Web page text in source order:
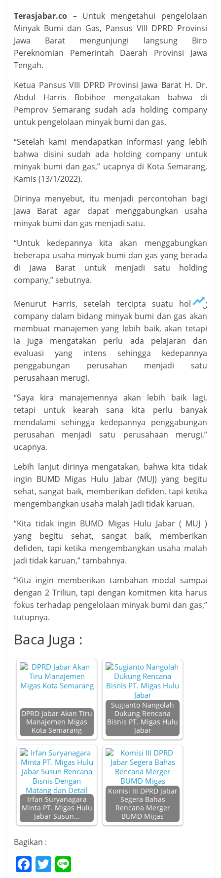
Terasjabar.co – Untuk mengetahui pengelolaan
Minyak Bumi dan Gas, Pansus VIII DPRD Provinsi
Jawa Barat mengunjungi langsung Biro
Pereknomian Pemerintah Daerah Provinsi Jawa
Tengah.
Ketua Pansus VIII DPRD Provinsi Jawa Barat H. Dr.
Abdul Harris Bobihoe mengatakan bahwa di
Pemprov Semarang sudah ada holding company
untuk pengelolaan minyak bumi dan gas.
“Setelah kami mendapatkan informasi yang lebih
bahwa disini sudah ada holding company untuk
minyak bumi dan gas,” ucapnya di Kota Semarang,
Kamis (13/1/2022).
Dirinya menyebut, itu menjadi percontohan bagi
Jawa Barat agar dapat menggabungkan usaha
minyak bumi dan gas menjadi satu.
“Untuk kedepannya kita akan menggabungkan
beberapa usaha minyak bumi dan gas yang berada
di Jawa Barat untuk menjadi satu holding
company,” sebutnya.
Menurut Harris, setelah tercipta suatu holding
company dalam bidang minyak bumi dan gas akan
membuat manajemen yang lebih baik, akan tetapi
ia juga mengatakan perlu ada pelajaran dan
evaluasi yang intens sehingga kedepannya
penggabungan perusahan menjadi satu
perusahaan merugi.
“Saya kira manajemennya akan lebih baik lagi,
tetapi untuk kearah sana kita perlu banyak
mendalami sehingga kedepannya penggabungan
perusahan menjadi satu perusahaan merugi,”
ucapnya.
Lebih lanjut dirinya mengatakan, bahwa kita tidak
ingin BUMD Migas Hulu Jabar (MUJ) yang begitu
sehat, sangat baik, memberikan defiden, tapi ketika
mengembangkan usaha malah jadi tidak karuan.
“Kita tidak ingin BUMD Migas Hulu Jabar ( MUJ )
yang begitu sehat, sangat baik, memberikan
defiden, tapi ketika mengembangkan usaha malah
jadi tidak karuan,” tambahnya.
“Kita ingin memberikan tambahan modal sampai
dengan 2 Triliun, tapi dengan komitmen kita harus
fokus terhadap pengelolaan minyak bumi dan gas,”
tutupnya.
Baca Juga :
DPRD Jabar Akan Tiru
Manajemen Migas
Kota Semarang
Sugianto Nangolah
Dukung Rencana
Bisnis PT. Migas Hulu
Jabar
Irfan Suryanagara
Minta PT. Migas Hulu
Jabar Susun…
Komisi III DPRD Jabar
Segera Bahas
Rencana Merger
BUMD Migas
Bagikan :
F T